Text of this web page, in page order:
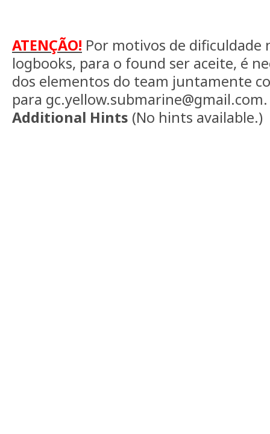
ATENÇÃO! Por motivos de dificuldade
logbooks, para o found ser aceite, é
dos elementos do team juntamente
para gc.yellow.submarine@gmail.com.
Additional Hints (No hints available.)